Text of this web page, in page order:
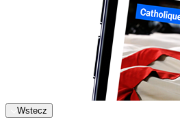
Wstecz